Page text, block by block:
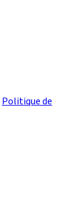
Politique de